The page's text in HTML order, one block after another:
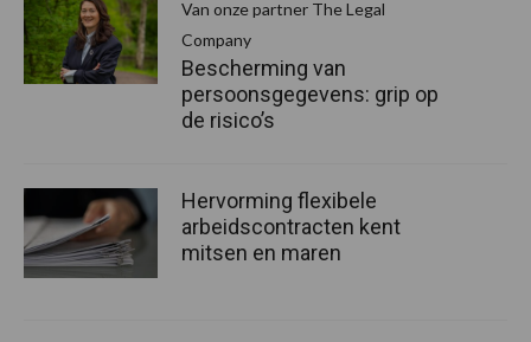
Van onze partner The Legal
Company
Bescherming van
persoonsgegevens: grip op
de risico’s
Hervorming flexibele
arbeidscontracten kent
mitsen en maren